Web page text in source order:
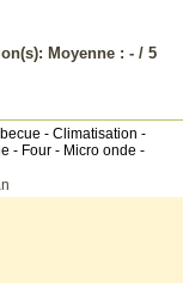
Moyenne : - / 5
- Climatisation -
- Four - Micro onde -